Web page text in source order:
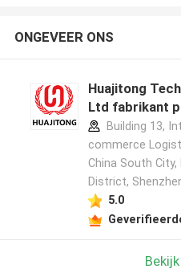
ONGEVEER ONS
Huajitong
Ltd fabrikant
Building 13,
commerce
China South City,
District,
5.0